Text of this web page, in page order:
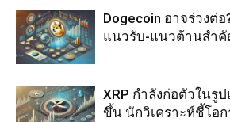
Dogecoin อาจร่วงต่อ
แนวรับ-แนวต้านสำ
XRP กำลังก่อตัวในรู
ขึ้น นักวิเคราะห์ชี้โอ